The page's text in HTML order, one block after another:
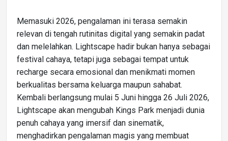
Memasuki 2026, pengalaman ini terasa semakin
relevan di tengah rutinitas digital yang semakin padat
dan melelahkan. Lightscape hadir bukan hanya sebagai
festival cahaya, tetapi juga sebagai tempat untuk
recharge secara emosional dan menikmati momen
berkualitas bersama keluarga maupun sahabat.
Kembali berlangsung mulai 5 Juni hingga 26 Juli 2026,
Lightscape akan mengubah Kings Park menjadi dunia
penuh cahaya yang imersif dan sinematik,
menghadirkan pengalaman magis yang membuat